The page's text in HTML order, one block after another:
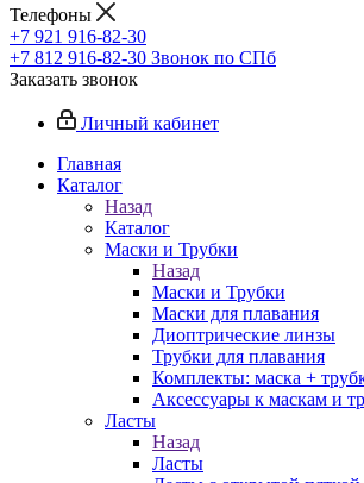
Телефоны
+7 921 916-82-30
+7 812 916-82-30 Звонок по СПб
Заказать звонок
Личный кабинет
Главная
Каталог
Назад
Каталог
Маски и Трубки
Назад
Маски и Трубки
Маски для плавания
Диоптрические линзы
Трубки для плавания
Комплекты: маска +
Аксессуары к маскам и
Ласты
Назад
Ласты